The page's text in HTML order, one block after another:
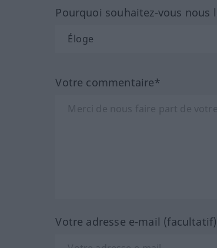
Pourquoi souhaitez-vous
Votre commentaire*
Votre adresse e-mail (facultatif)